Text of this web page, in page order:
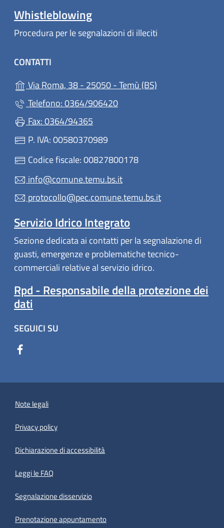
Whistleblowing
Procedura per le segnalazioni di illeciti
CONTATTI
Via Roma, 38 - 25050 - Temù (BS)
Telefono: 0364/906420
Fax: 0364/94365
P. IVA: 00580370989
Codice fiscale: 00827800178
info@comune.temu.bs.it
protocollo@pec.comune.temu.bs.it
Servizio Idrico Integrato
Sezione dedicata ai contatti per la segnalazione di
guasti, emergenze e problematiche tecnico-
commerciali relative al servizio idrico.
Rpd - Responsabile della protezione dei
dati
SEGUICI SU
Note legali
Privacy policy
Dichiarazione di accessibilità
Leggi le FAQ
Segnalazione disservizio
Prenotazione appuntamento